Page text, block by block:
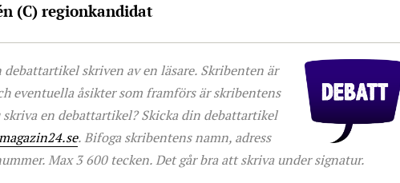
(C) regionkandidat
debattartikel skriven av en läsare. Skribenten är
eventuella åsikter som framförs är skribentens
en debattartikel? Skicka din debattartikel
. Bifoga skribentens namn, adress
Max 3 600 tecken. Det går bra att skriva under signatur.